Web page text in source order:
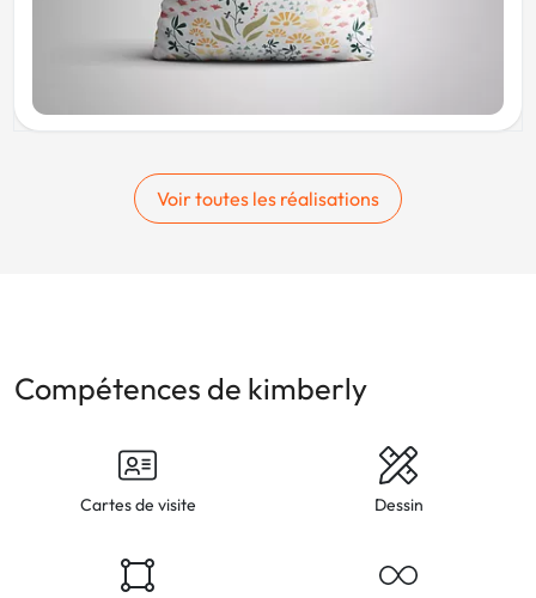
Voir toutes les réalisations
Compétences de kimberly
Cartes de visite Dessin